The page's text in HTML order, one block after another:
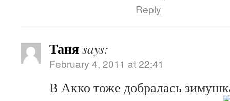
Reply
Таняsays:
February 4, 2011 at 22:41
В Акко тоже добралась